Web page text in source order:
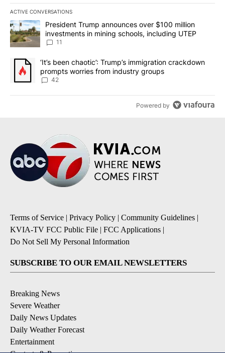
ACTIVE CONVERSATIONS
The following is a list of the most commented articles in the last
A trending article titled "President Trump announces over $100
President Trump announces over $100 million
investments in mining schools, including UTEP
11
A trending article titled "‘It’s been chaotic’: Trump’s
‘It’s been chaotic’: Trump’s immigration crackdown
prompts worries from industry groups
42
Powered by
Terms of Service | Privacy Policy | Community Guidelines |
KVIA-TV FCC Public File | FCC Applications |
Do Not Sell My Personal Information
SUBSCRIBE TO OUR EMAIL NEWSLETTERS
Breaking News
Severe Weather
Daily News Updates
Daily Weather Forecast
Entertainment